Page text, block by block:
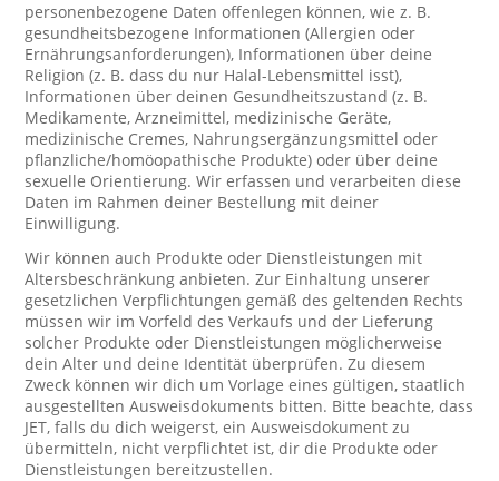
personenbezogene Daten offenlegen können, wie z. B.
gesundheitsbezogene Informationen (Allergien oder
Ernährungsanforderungen), Informationen über deine
Religion (z. B. dass du nur Halal-Lebensmittel isst),
Informationen über deinen Gesundheitszustand (z. B.
Medikamente, Arzneimittel, medizinische Geräte,
medizinische Cremes, Nahrungsergänzungsmittel oder
pflanzliche/homöopathische Produkte) oder über deine
sexuelle Orientierung. Wir erfassen und verarbeiten diese
Daten im Rahmen deiner Bestellung mit deiner
Einwilligung.
Wir können auch Produkte oder Dienstleistungen mit
Altersbeschränkung anbieten. Zur Einhaltung unserer
gesetzlichen Verpflichtungen gemäß des geltenden Rechts
müssen wir im Vorfeld des Verkaufs und der Lieferung
solcher Produkte oder Dienstleistungen möglicherweise
dein Alter und deine Identität überprüfen. Zu diesem
Zweck können wir dich um Vorlage eines gültigen, staatlich
ausgestellten Ausweisdokuments bitten. Bitte beachte, dass
JET, falls du dich weigerst, ein Ausweisdokument zu
übermitteln, nicht verpflichtet ist, dir die Produkte oder
Dienstleistungen bereitzustellen.